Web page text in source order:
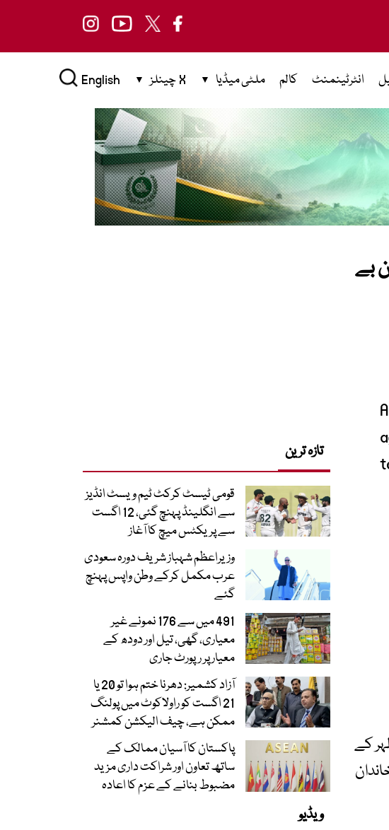
انٹرٹینمنٹ کالم ملٹی میڈیا X چینلز English
بے
کے
تازہ ترین
قومی ٹیسٹ کرکٹ ٹیم ویسٹ انڈیز
سے انگلینڈ پہنچ گئی، 12 اگست
سے پریکٹس میچ کا آغاز
وزیراعظم شہباز شریف دورہ سعودی
عرب مکمل کرکے وطن واپس پہنچ
گئے
491 میں سے 176 نمونے غیر
معیاری، گھی، تیل اور دودھ کے
معیار پر رپورٹ جاری
آزاد کشمیر: دھرنا ختم ہوا تو 20 یا
21 اگست کو راولاکوٹ میں پولنگ
ممکن ہے، چیف الیکشن کمشنر
پاکستان کا آسیان ممالک کے
ساتھ تعاون اور شراکت داری مزید
مضبوط بنانے کے عزم کا اعادہ
ویڈیو